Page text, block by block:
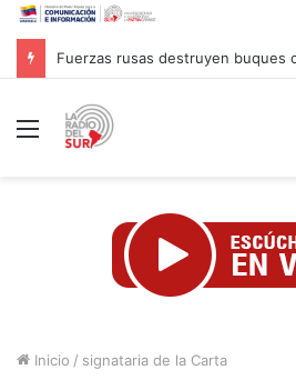
Menú
Inicio / signataria de la Carta